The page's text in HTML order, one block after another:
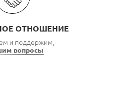
ОТНОШЕНИЕ
и поддержим,
вопросы